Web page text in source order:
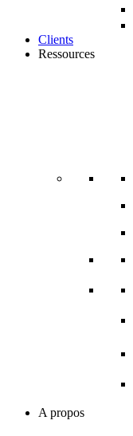
Clients
Ressources
A propos